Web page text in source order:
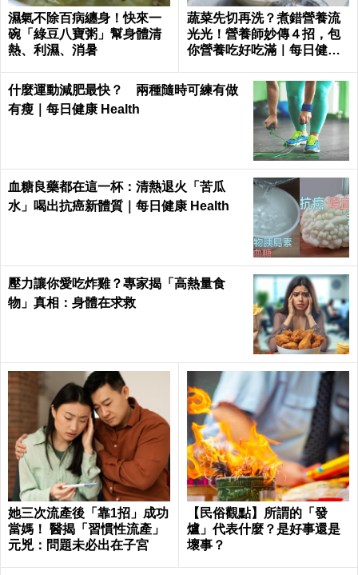
濕氣不除百病纏身！快來一
碗「綠豆八寶粥」幫身體清
熱、利濕、消暑
蔬菜先切再洗？煮錯營養流
光光！營養師妙傳４招，包
你營養吃好吃滿｜每日健康
什麼運動減肥最快？ 兩種隨時可練有做
有瘦｜每日健康 Health
血糖良藥都在這一杯：清熱退火「苦瓜
水」喝出抗癌新體質｜每日健康 Health
壓力讓你愛吃炸雞？專家揭「高熱量食
物」真相：身體在求救
她三次流產後「靠1招」成功
當媽！ 醫揭「習慣性流產」
元兇：問題未必出在子宮
【民俗觀點】所謂的「發
爐」代表什麼？是好事還是
壞事？